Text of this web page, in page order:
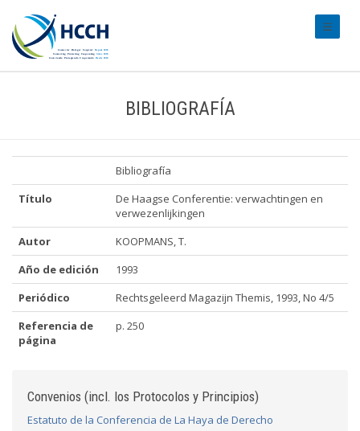
BIBLIOGRAFÍA
Bibliografía
Título
De Haagse Conferentie: verwachtingen en
verwezenlijkingen
Autor
KOOPMANS, T.
Año de edición
1993
Periódico
Rechtsgeleerd Magazijn Themis, 1993, No 4/5
Referencia de
página
p. 250
Convenios (incl. los Protocolos y Principios)
Estatuto de la Conferencia de La Haya de Derecho